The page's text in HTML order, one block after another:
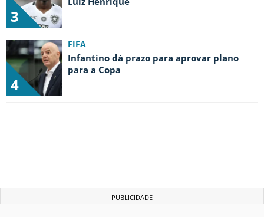
3
4
FIFA
Infantino dá prazo para aprovar plano
para a Copa